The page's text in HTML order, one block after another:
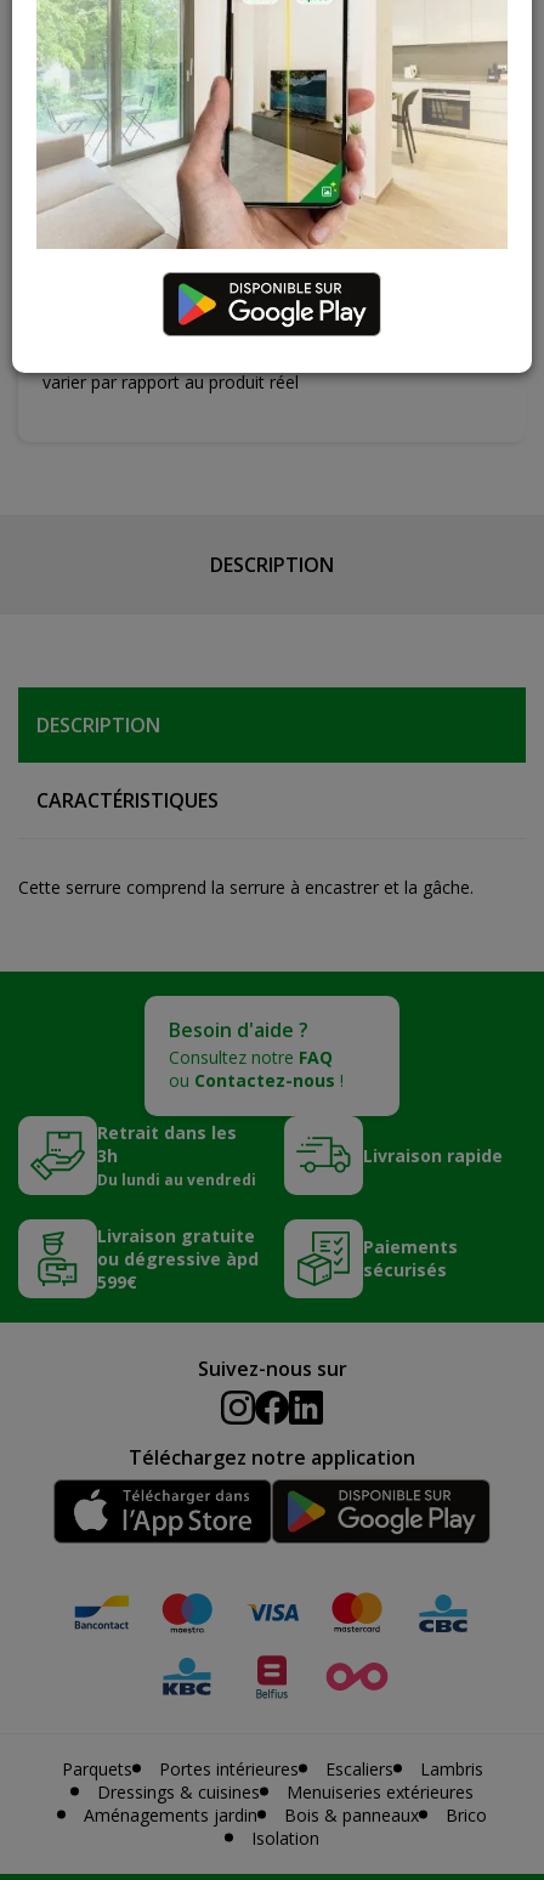
Magasin / Entrepôt
Gosselies 8 articles
Court-St-Etienne 6 articles
Cuesmes 15 articles
Contactez Diffusion Menuiserie pour obtenir le temps de
réapprovisionnement pour ce produit
varier par rapport au produit réel
DESCRIPTION
DESCRIPTION
CARACTÉRISTIQUES
Cette serrure comprend la serrure à encastrer et la gâche.
Besoin d'aide ?
Consultez notre FAQ
ou Contactez-nous !
Retrait dans les
3h
Du lundi au vendredi
Livraison rapide
Livraison gratuite
ou dégressive àpd
599€
Paiements
sécurisés
Suivez-nous sur
Téléchargez notre application
Parquets Portes intérieures Escaliers
Lambris
Dressings & cuisines
Menuiseries extérieures
Aménagements jardin
Bois & panneaux
Brico
Isolation